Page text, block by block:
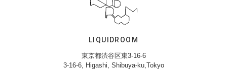
LIQUIDROOM
東京都渋谷区東3-16-6
3-16-6, Higashi, Shibuya-ku,Tokyo